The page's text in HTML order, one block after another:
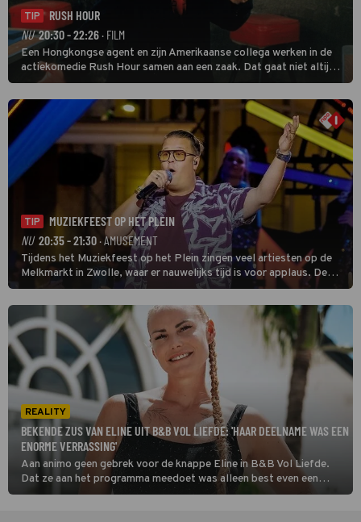
TIP
RUSH HOUR
NU 20:30 - 22:26· FILM
Een Hongkongse agent en zijn Amerikaanse collega werken in de
actiekomedie Rush Hour samen aan een zaak. Dat gaat niet altijd
van een leien dakje.
TIP
MUZIEKFEEST OP HET PLEIN
NU 20:35 - 21:30· AMUSEMENT
Tijdens het Muziekfeest op het Plein zingen veel artiesten op de
Melkmarkt in Zwolle, waar er nauwelijks tijd is voor applaus. De
grootste namen zijn André Hazes, Jannes, René Froger en
natuurlijk Rutger van Barneveld met zijn hit Zwoele Zomernachten.
REALITY
BEKENDE ZUS VAN ELINE UIT B&B VOL LIEFDE: 'HAAR DEELNAME WAS EEN
ENORME VERRASSING'
Aan animo geen gebrek voor de knappe Eline in B&B Vol Liefde.
Dat ze aan het programma meedoet was alleen best even een
schok voor haar familie, onder wie haar bekende zus.